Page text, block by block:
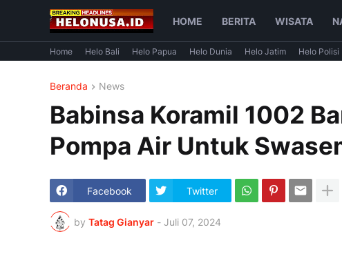
HOME BERITA WISATA
Home Helo Bali Helo Papua Helo Dunia Helo Jatim Helo Polisi
Beranda News
Babinsa Koramil 1002
Pompa Air Untuk
Facebook Twitter
by Tatag Gianyar - Juli 07, 2024